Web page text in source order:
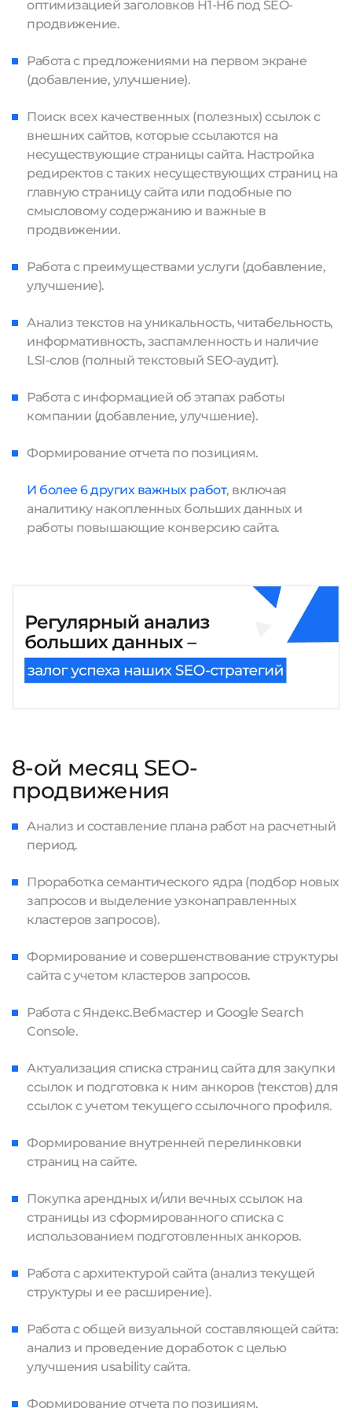
оптимизацией заголовков H1-H6 под SEO-
продвижение.
Работа с предложениями на первом экране
(добавление, улучшение).
Поиск всех качественных (полезных) ссылок с
внешних сайтов, которые ссылаются на
несуществующие страницы сайта. Настройка
редиректов с таких несуществующих страниц на
главную страницу сайта или подобные по
смысловому содержанию и важные в
продвижении.
Работа с преимуществами услуги (добавление,
улучшение).
Анализ текстов на уникальность, читабельность,
информативность, заспамленность и наличие
LSI-слов (полный текстовый SEO-аудит).
Работа с информацией об этапах работы
компании (добавление, улучшение).
Формирование отчета по позициям.
И более 6 других важных работ, включая
аналитику накопленных больших данных и
работы повышающие конверсию сайта.
8-ой месяц SEO-
продвижения
Анализ и составление плана работ на расчетный
период.
Проработка семантического ядра (подбор новых
запросов и выделение узконаправленных
кластеров запросов).
Формирование и совершенствование структуры
сайта с учетом кластеров запросов.
Работа с Яндекс.Вебмастер и Google Search
Console.
Актуализация списка страниц сайта для закупки
ссылок и подготовка к ним анкоров (текстов) для
ссылок с учетом текущего ссылочного профиля.
Формирование внутренней перелинковки
страниц на сайте.
Покупка арендных и/или вечных ссылок на
страницы из сформированного списка с
использованием подготовленных анкоров.
Работа с архитектурой сайта (анализ текущей
структуры и ее расширение).
Работа с общей визуальной составляющей сайта:
анализ и проведение доработок с целью
улучшения usability сайта.
Формирование отчета по позициям.